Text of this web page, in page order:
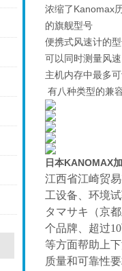
浓缩了Kanomax
的旗舰型号
便携式风速计的
可以同时测量风
主机内存中最多
有八种类型的兼
日本KANOMAX
江西省江崎贸
工设备、环境
タマサキ（京
个品牌、超过
等方面帮助上
质量和可靠性